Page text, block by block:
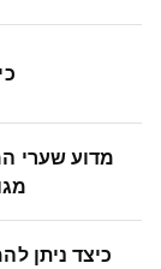
מדוע שערי
כיצד ניתן